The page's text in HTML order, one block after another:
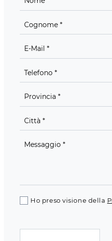
Ho preso visione della